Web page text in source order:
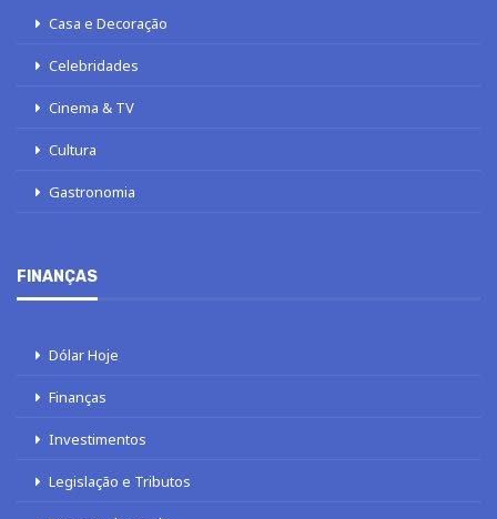
Casa e Decoração
Celebridades
Cinema & TV
Cultura
Gastronomia
FINANÇAS
Dólar Hoje
Finanças
Investimentos
Legislação e Tributos